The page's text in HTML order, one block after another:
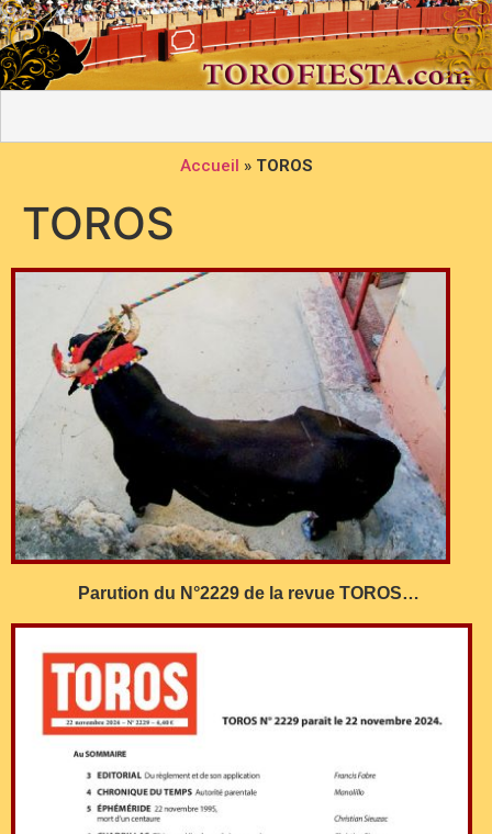
Accueil » TOROS
TOROS
Parution du N°2229 de la revue TOROS…